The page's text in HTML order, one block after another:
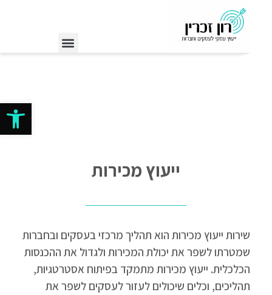
פתח
ייעוץ מכירות
שירות ייעוץ מכירות הוא תהליך מרכזי בעסקים ובחברות
שמטרתו לשפר את יכולת המכירות ולגדול את ההכנסות
הכלכלית. ייעוץ מכירות מתמקד בפיתוח אסטרטגיות,
תהליכים, וכלים שיכולים לעזור לעסקים לשפר את